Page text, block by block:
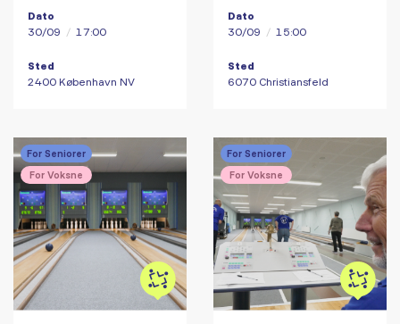
Dato
30/09 / 17:00
Sted
2400 København NV
Dato
30/09 / 15:00
Sted
6070 Christiansfeld
For Seniorer
For Voksne
For Seniorer
For Voksne